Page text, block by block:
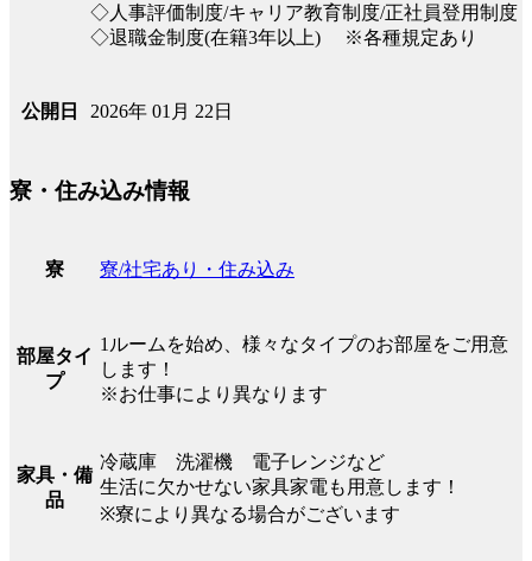
◇人事評価制度/キャリア教育制度/正社員登用制度
◇退職金制度(在籍3年以上) ※各種規定あり
公開日 2026年 01月 22日
寮・住み込み情報
寮 寮/社宅あり・住み込み
部屋タイ
プ
1ルームを始め、様々なタイプのお部屋をご用意
します！
※お仕事により異なります
家具・備
品
冷蔵庫 洗濯機 電子レンジなど
生活に欠かせない家具家電も用意します！
※寮により異なる場合がございます